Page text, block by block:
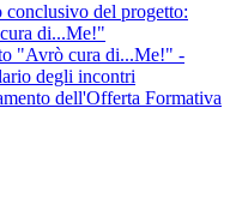
conclusivo del progetto:
di...Me!"
"Avrò cura di...Me!" -
degli incontri
dell'Offerta Formativa